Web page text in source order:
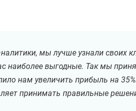
мы лучше узнали своих
наиболее выгодные. Так мы
нам увеличить прибыль на
принимать правильные